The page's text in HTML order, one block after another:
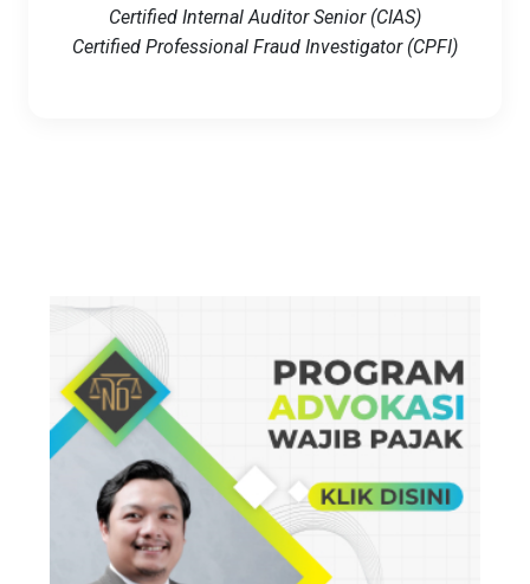
Certified Internal Auditor Senior (CIAS)
Certified Professional Fraud Investigator (CPFI)